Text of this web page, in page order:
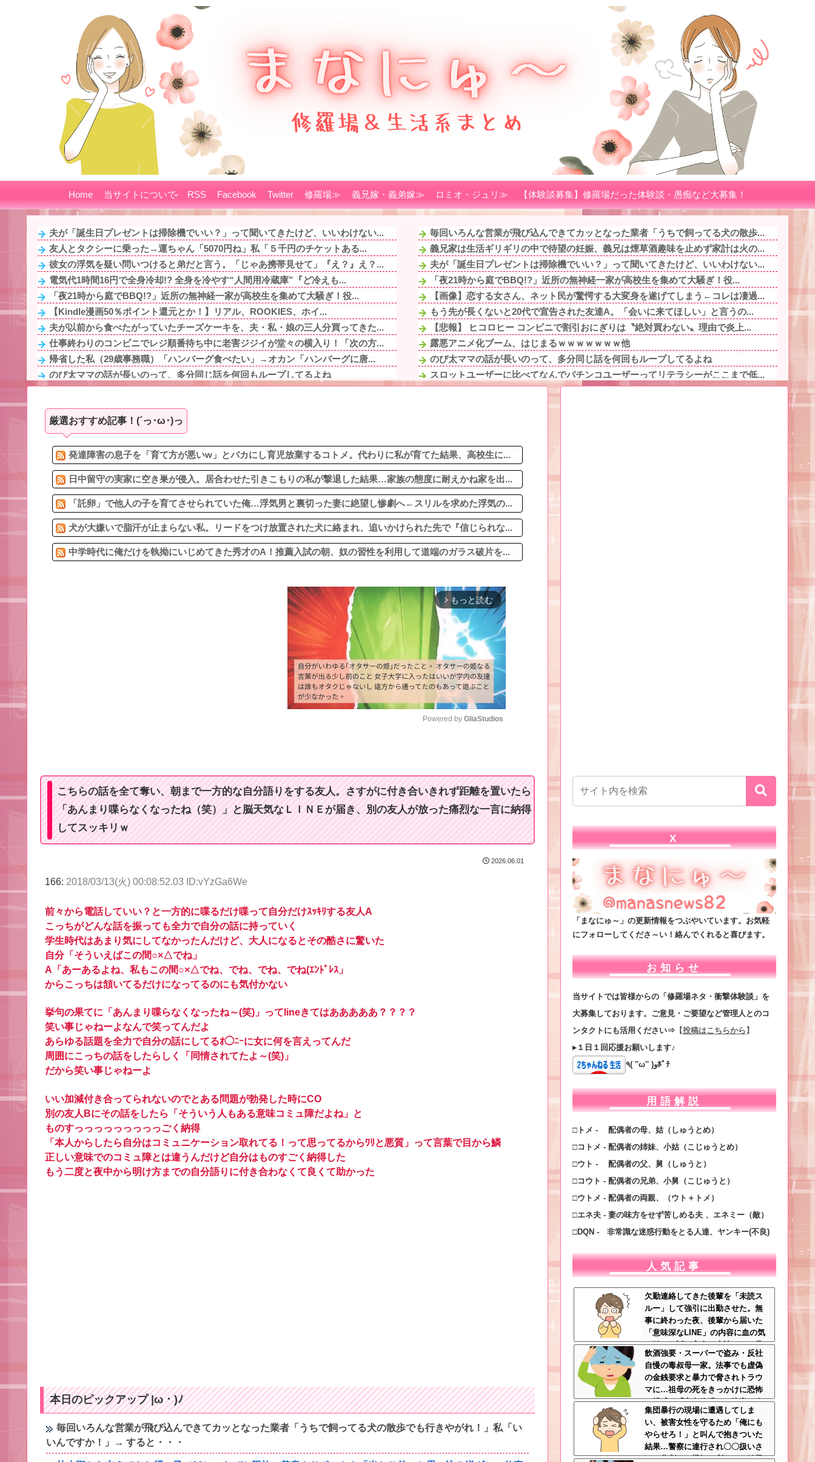
Home 当サイトについて RSS Facebook Twitter 修羅場≫ 義兄嫁・義弟嫁≫ ロミオ・ジュリ≫ 【体験談募集】修羅場だった体験談・愚痴など大募集！
夫が「誕生日プレゼントは掃除機でいい？」って聞いてきたけど、いいわけない...
友人とタクシーに乗った→運ちゃん「5070円ね」私「５千円のチケットある...
彼女の浮気を疑い問いつけると弟だと言う。「じゃあ携帯見せて」『え？』え？...
電気代1時間16円で全身冷却!? 全身を冷やす“人間用冷蔵庫”『ど冷えも...
「夜21時から庭でBBQ!?」近所の無神経一家が高校生を集めて大騒ぎ！役...
【Kindle漫画50％ポイント還元とか！】リアル、ROOKIES、ホイ...
夫が以前から食べたがっていたチーズケーキを、夫・私・娘の三人分買ってきた...
仕事終わりのコンビニでレジ順番待ち中に老害ジジイが堂々の横入り！「次の方...
帰省した私（29歳事務職）「ハンバーグ食べたい」→オカン「ハンバーグに唐...
のび太ママの話が長いのって、多分同じ話を何回もループしてるよね
旦那と子作りしようと長い付き合いだったフリン相手と別れた。でもフリン相手...
「男癖が悪くて勘当された」はずの元夫の妹…葬儀での奇行と『悲惨な思い込み...
こども園から孫が怪我した迎えにと連絡あり。石をどかしてミミズ集め足の上に...
誰かと距離を置いた理由
毎回いろんな営業が飛び込んできてカッとなった業者「うちで飼ってる犬の散歩...
義兄家は生活ギリギリの中で待望の妊娠、義兄は煙草酒趣味を止めず家計は火の...
夫が「誕生日プレゼントは掃除機でいい？」って聞いてきたけど、いいわけない...
「夜21時から庭でBBQ!?」近所の無神経一家が高校生を集めて大騒ぎ！役...
【画像】恋する女さん、ネット民が驚愕する大変身を遂げてしまう←コレは凄過...
もう先が長くないと20代で宣告された友達A。「会いに来てほしい」と言うの...
【悲報】 ヒコロヒー コンビニで割引おにぎりは〝絶対買わない〟理由で炎上...
露悪アニメ化ブーム、はじまるｗｗｗｗｗｗｗ他
のび太ママの話が長いのって、多分同じ話を何回もループしてるよね
スロットユーザーに比べてなんでパチンコユーザーってリテラシーがここまで低...
旦那と子作りしようと長い付き合いだったフリン相手と別れた。でもフリン相手...
【動画】戦犯はどっち？ｗｗｗｗｗｗｗｗｗｗｗｗｗｗｗｗｗｗｗｗ他
厳選おすすめ記事！(´っ･ω･)っ
発達障害の息子を「育て方が悪いw」とバカにし育児放棄するコトメ。代わりに私が育てた結果、高校生に...
日中留守の実家に空き巣が侵入。居合わせた引きこもりの私が撃退した結果…家族の態度に耐えかね家を出...
「託卵」で他人の子を育てさせられていた俺…浮気男と裏切った妻に絶望し惨劇へ←スリルを求めた浮気の...
犬が大嫌いで脂汗が止まらない私。リードをつけ放置された犬に絡まれ、追いかけられた先で『信じられな...
中学時代に俺だけを執拗にいじめてきた秀才のA！推薦入試の朝、奴の習性を利用して道端のガラス破片を...
arrow_forward_ios もっと読む
t
e
Powered by GliaStudios
こちらの話を全て奪い、朝まで一方的な自分語りをする友人。さすがに付き合いきれず距離を置いたら
「あんまり喋らなくなったね（笑）」と脳天気なＬＩＮＥが届き、別の友人が放った痛烈な一言に納得
してスッキリｗ
2026.06.01
166: 2018/03/13(火) 00:08:52.03 ID:vYzGa6We
前々から電話していい？と一方的に喋るだけ喋って自分だけｽｯｷﾘする友人A
こっちがどんな話を振っても全力で自分の話に持っていく
学生時代はあまり気にしてなかったんだけど、大人になるとその酷さに驚いた
自分「そういえばこの間○×△でね」
A「あーあるよね、私もこの間○×△でね、でね、でね、でね(ｴﾝﾄﾞﾚｽ」
からこっちは頷いてるだけになってるのにも気付かない
挙句の果てに「あんまり喋らなくなったね～(笑)」ってlineきてはあああああ？？？？
笑い事じゃねーよなんで笑ってんだよ
あらゆる話題を全力で自分の話にしてるｵ◯ﾆｰに女に何を言えってんだ
周囲にこっちの話をしたらしく「同情されてたよ～(笑)」
だから笑い事じゃねーよ
いい加減付き合ってられないのでとある問題が勃発した時にCO
別の友人Bにその話をしたら「そういう人もある意味コミュ障だよね」と
ものすっっっっっっっっっごく納得
「本人からしたら自分はコミュニケーション取れてる！って思ってるからﾜﾘと悪質」って言葉で目から鱗
正しい意味でのコミュ障とは違うんだけど自分はものすごく納得した
もう二度と夜中から明け方までの自分語りに付き合わなくて良くて助かった
本日のピックアップ |ω・)ﾉ
毎回いろんな営業が飛び込んできてカッとなった業者「うちで飼ってる犬の散歩でも行きやがれ！」私「い
いんですか！」→ すると・・・
X
「まなにゅ～」の更新情報をつぶやいています。お気軽
にフォローしてくださ～い！絡んでくれると喜びます。
お知らせ
当サイトでは皆様からの「修羅場ネタ・衝撃体験談」を
大募集しております。ご意見・ご要望など管理人とのコ
ンタクトにも活用ください⇒ 【投稿はこちらから 】
▸１日１回応援お願いします♪
٩( ''ω'' )وﾎﾟﾁ
用語解説
□トメ - 配偶者の母、姑（しゅうとめ）
□コトメ - 配偶者の姉妹、小姑（こじゅうとめ）
□ウト - 配偶者の父、舅（しゅうと）
□コウト - 配偶者の兄弟、小舅（こじゅうと）
□ウトメ - 配偶者の両親、（ウト＋トメ）
□エネ夫 - 妻の味方をせず苦しめる夫 、エネミー（敵）
□DQN - 非常識な迷惑行動をとる人達、ヤンキー(不良)
人気記事
欠勤連絡してきた後輩を「未読ス
ルー」して強引に出勤させた。無
事に終わった夜、後輩から届いた
「意味深なLINE」の内容に血の気
が引いた話←完全に未読スルー見
抜かれてて草
飲酒強要・スーパーで盗み・反社
自慢の毒叔母一家。法事でも虚偽
の金銭要求と暴力で脅されトラウ
マに…祖母の死をきっかけに恐怖
の親戚と「永久絶縁」を決意←自
分の身の安全を最優先にして大正
解
集団暴行の現場に遭遇してしま
い、被害女性を守るため「俺にも
やらせろ！」と叫んで抱きついた
結果…警察に連行され〇〇扱いさ
れる悲劇へ←機転を利かせた結果